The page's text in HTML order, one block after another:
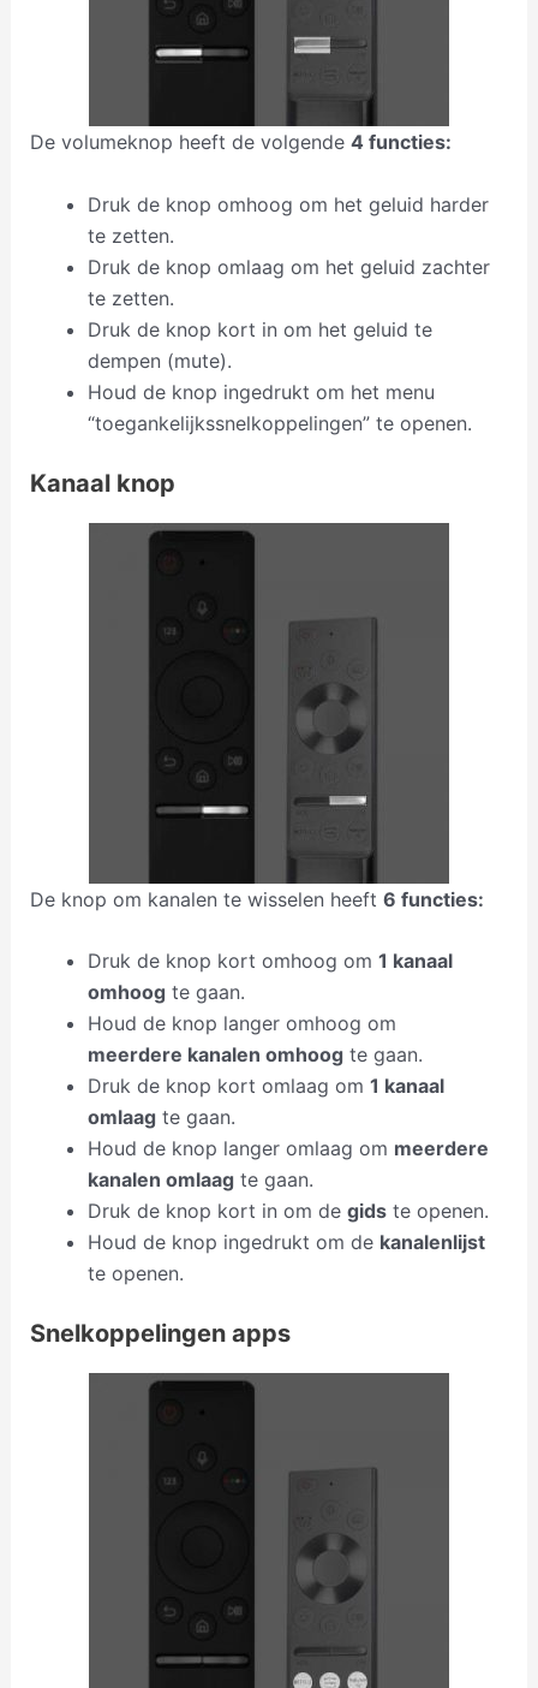
De volumeknop heeft de volgende 4 functies:
Druk de knop omhoog om het geluid harder
te zetten.
Druk de knop omlaag om het geluid zachter
te zetten.
Druk de knop kort in om het geluid te
dempen (mute).
Houd de knop ingedrukt om het menu
“toegankelijkssnelkoppelingen” te openen.
Kanaal knop
De knop om kanalen te wisselen heeft 6 functies:
Druk de knop kort omhoog om 1 kanaal
omhoogte gaan.
Houd de knop langer omhoog om
meerdere kanalen omhoogte gaan.
Druk de knop kort omlaag om 1 kanaal
omlaagte gaan.
Houd de knop langer omlaag om meerdere
kanalen omlaagte gaan.
Druk de knop kort in om de gidste openen.
Houd de knop ingedrukt om de kanalenlijst
te openen.
Snelkoppelingen apps